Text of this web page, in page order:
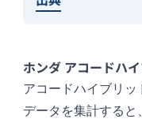
ホンダ アコードハ
アコードハイブリ
データを集計する